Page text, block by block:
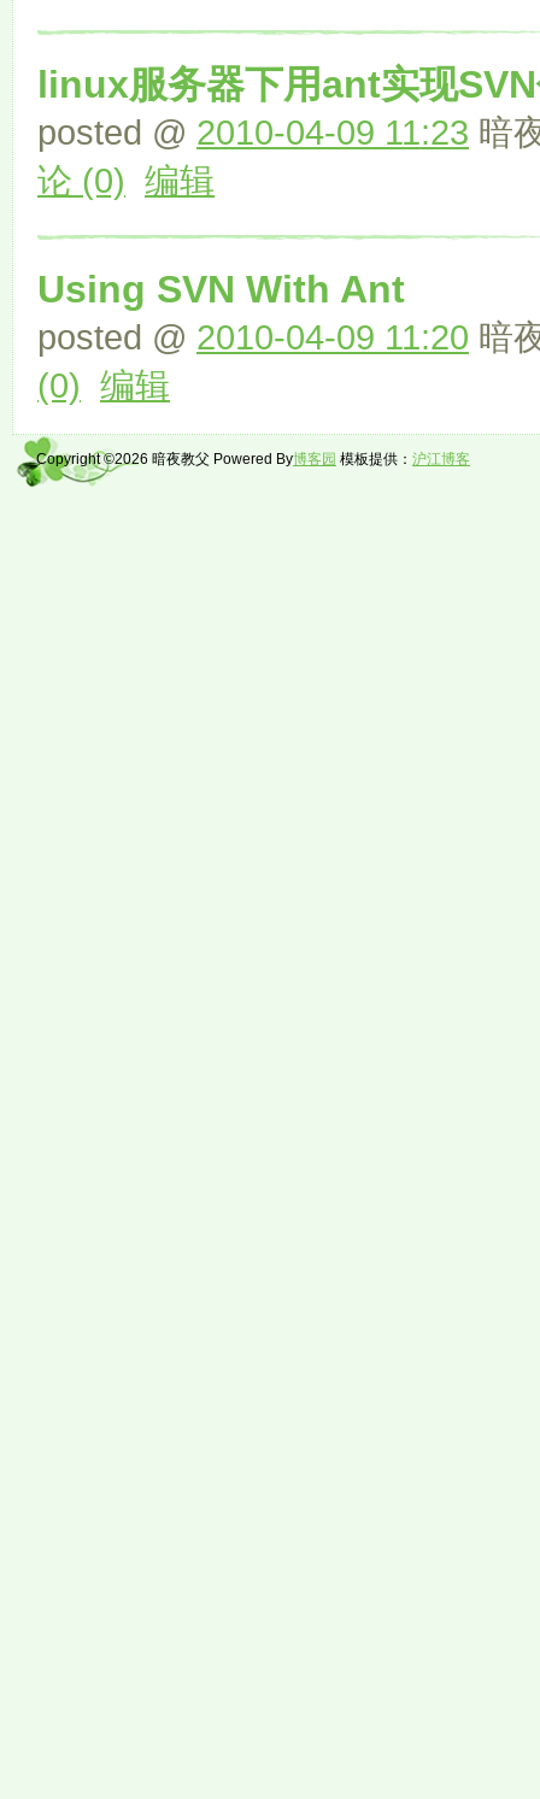
linux服务器下用ant实现
posted @ 2010-04-09 11:23 暗
论 (0) 编辑
Using SVN With Ant
posted @ 2010-04-09 11:20 暗
(0) 编辑
Copyright ©2026 暗夜教父 Powered By博客园 模板提供： 沪江博客